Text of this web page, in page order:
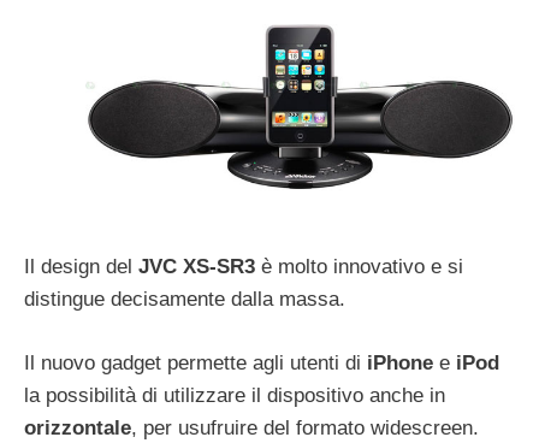
Il design del JVC XS-SR3 è molto innovativo e si
distingue decisamente dalla massa.
Il nuovo gadget permette agli utenti di iPhone e iPod
la possibilità di utilizzare il dispositivo anche in
orizzontale, per usufruire del formato widescreen.